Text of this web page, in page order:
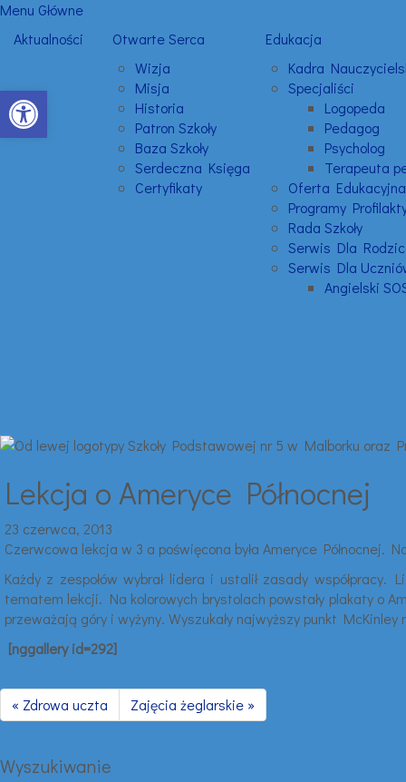
Menu Główne
Aktualności
Otwarte Serca
Wizja
Misja
Historia
Patron Szkoły
Baza Szkoły
Serdeczna Księga
Certyfikaty
Edukacja
Kadra
Specjaliści
Logopeda
Pedagog
Psycholog
Terapeuta
Oferta Edukacyjna
Programy
Rada Szkoły
Serwis Dla
Serwis Dla
Angielski
Lekcja o Ameryce Północnej
23 czerwca, 2013
Czerwcowa lekcja w 3 a poświęcona była Ameryce Północnej.
Każdy z zespołów wybrał lidera i ustalił zasady
tematem lekcji. Na kolorowych brystolach powstały plakaty o
przeważają góry i wyżyny. Wyszukały najwyższy punkt
[nggallery id=292]
« Zdrowa uczta Zajęcia żeglarskie »
Wyszukiwanie
Otwórz pasek narzędzi